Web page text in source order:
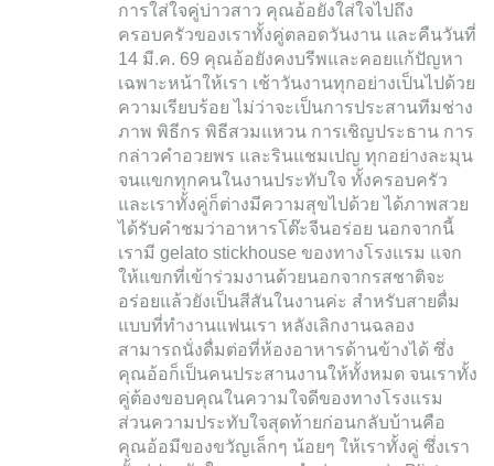
การใส่ใจคู่บ่าวสาว คุณอ้อยังใส่ใจไปถึง
ครอบครัวของเราทั้งคู่ตลอดวันงาน และคืนวันที่
14 มี.ค. 69 คุณอ้อยังคงบรีพและคอยแก้ปัญหา
เฉพาะหน้าให้เรา เช้าวันงานทุกอย่างเป็นไปด้วย
ความเรียบร้อย ไม่ว่าจะเป็นการประสานทีมช่าง
ภาพ พิธีกร พิธีสวมแหวน การเชิญประธาน การ
กล่าวคำอวยพร และรินแชมเปญ ทุกอย่างละมุน
จนแขกทุกคนในงานประทับใจ ทั้งครอบครัว
และเราทั้งคู่ก็ต่างมีความสุขไปด้วย ได้ภาพสวย
ได้รับคำชมว่าอาหารโต๊ะจีนอร่อย นอกจากนี้
เรามี gelato stickhouse ของทางโรงแรม แจก
ให้แขกที่เข้าร่วมงานด้วยนอกจากรสชาติจะ
อร่อยแล้วยังเป็นสีสันในงานค่ะ สำหรับสายดื่ม
แบบที่ทำงานแฟนเรา หลังเลิกงานฉลอง
สามารถนั่งดื่มต่อที่ห้องอาหารด้านข้างได้ ซึ่ง
คุณอ้อก็เป็นคนประสานงานให้ทั้งหมด จนเราทั้ง
คู่ต้องขอบคุณในความใจดีของทางโรงแรม
ส่วนความประทับใจสุดท้ายก่อนกลับบ้านคือ
คุณอ้อมีของขวัญเล็กๆ น้อยๆ ให้เราทั้งคู่ ซึ่งเรา